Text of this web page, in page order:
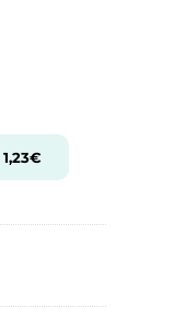
1,23€